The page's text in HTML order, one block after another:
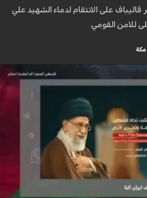
على الانتقام لدماء الشهيد علي
للامن القومي.